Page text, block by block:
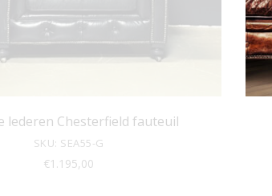
lederen Chesterfield fauteuil
SKU: SEA55-G
€1.195,00